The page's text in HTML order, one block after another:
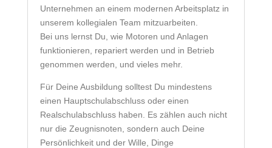
Unternehmen an einem modernen Arbeitsplatz in
unserem kollegialen Team mitzuarbeiten.
Bei uns lernst Du, wie Motoren und Anlagen
funktionieren, repariert werden und in Betrieb
genommen werden, und vieles mehr.
Für Deine Ausbildung solltest Du mindestens
einen Hauptschulabschluss oder einen
Realschulabschluss haben. Es zählen auch nicht
nur die Zeugnisnoten, sondern auch Deine
Persönlichkeit und der Wille, Dinge